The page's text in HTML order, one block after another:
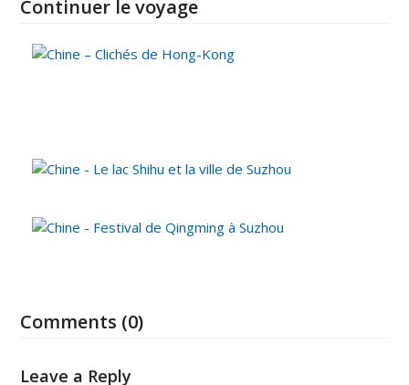
Continuer le voyage
Comments (0)
Leave a Reply